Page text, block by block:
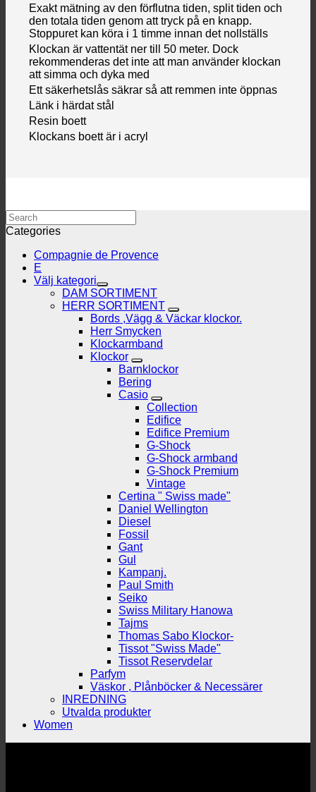
Exakt mätning av den förflutna tiden, split tiden och
den totala tiden genom att tryck på en knapp.
Stoppuret kan köra i 1 timme innan det nollställs
Klockan är vattentät ner till 50 meter. Dock
rekommenderas det inte att man använder klockan
att simma och dyka med
Ett säkerhetslås säkrar så att remmen inte öppnas
Länk i härdat stål
Resin boett
Klockans boett är i acryl
Search
Categories
Compagnie de Provence
E
Välj kategori
DAM SORTIMENT
HERR SORTIMENT
Bords ,Vägg & Väckar klockor.
Herr Smycken
Klockarmband
Klockor
Barnklockor
Bering
Casio
Collection
Edifice
Edifice Premium
G-Shock
G-Shock armband
G-Shock Premium
Vintage
Certina " Swiss made"
Daniel Wellington
Diesel
Fossil
Gant
Gul
Kampanj.
Paul Smith
Seiko
Swiss Military Hanowa
Tajms
Thomas Sabo Klockor-
Tissot "Swiss Made"
Tissot Reservdelar
Parfym
Väskor , Plånböcker & Necessärer
INREDNING
Utvalda produkter
Women